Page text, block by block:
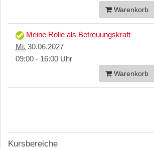
Warenkorb
Meine Rolle als Betreuungskraft
Mi. 30.06.2027
09:00 - 16:00 Uhr
Warenkorb
Kursbereiche